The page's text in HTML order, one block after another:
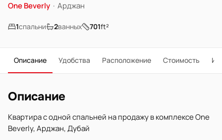
One Beverly · Арджан
1спальни 2ванных 701ft²
Описание Удобства Расположение Стоимость
Описание
Квартира с одной спальней на продажу в комплексе One
Beverly, Арджан, Дубай